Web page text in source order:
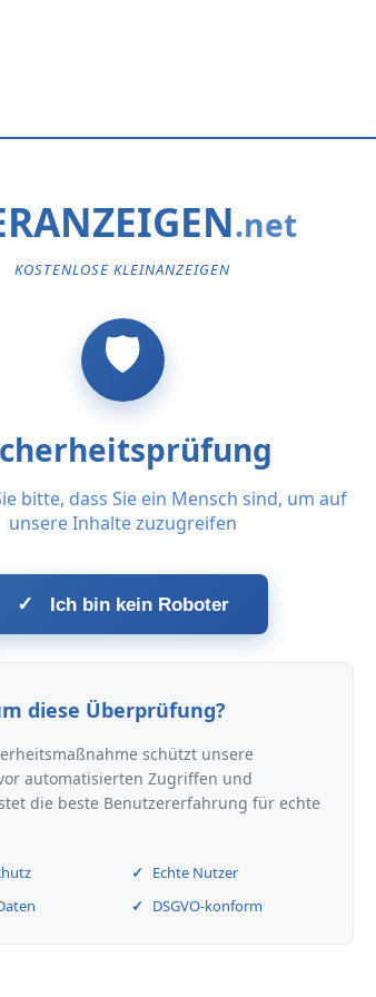
KOSTENLOSE KLEINANZEIGEN
bitte, dass Sie ein Mensch sind, um auf
unsere Inhalte zuzugreifen
✓ Ich bin kein Roboter
diese Überprüfung?
schützt unsere
automatisierten Zugriffen und
die beste Benutzererfahrung für echte
Echte Nutzer
DSGVO-konform